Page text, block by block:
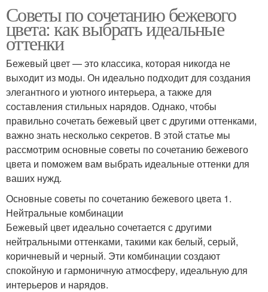
Советы по сочетанию бежевого
цвета: как выбрать идеальные
оттенки
Бежевый цвет — это классика, которая никогда не
выходит из моды. Он идеально подходит для создания
элегантного и уютного интерьера, а также для
составления стильных нарядов. Однако, чтобы
правильно сочетать бежевый цвет с другими оттенками,
важно знать несколько секретов. В этой статье мы
рассмотрим основные советы по сочетанию бежевого
цвета и поможем вам выбрать идеальные оттенки для
ваших нужд.
Основные советы по сочетанию бежевого цвета 1.
Нейтральные комбинации
Бежевый цвет идеально сочетается с другими
нейтральными оттенками, такими как белый, серый,
коричневый и черный. Эти комбинации создают
спокойную и гармоничную атмосферу, идеальную для
интерьеров и нарядов.